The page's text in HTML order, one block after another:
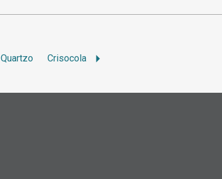
Quartzo Crisocola